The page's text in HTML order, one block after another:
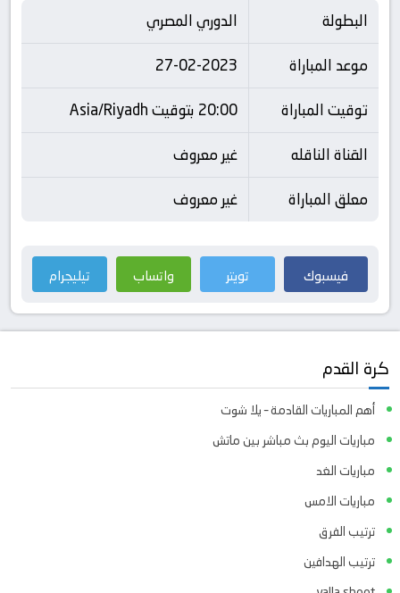
البطولة
الدوري المصري
موعد المباراة
27-02-2023
توقيت المباراة
20:00 بتوقيت Asia/Riyadh
القناة الناقله
غير معروف
معلق المباراة
غير معروف
فيسبوك تويتر واتساب تيليجرام
كرة القدم
أهم المباريات القادمة – يلا شوت
مباريات اليوم بث مباشر بين ماتش
مباريات الغد
مباريات الامس
ترتيب الفرق
ترتيب الهدافين